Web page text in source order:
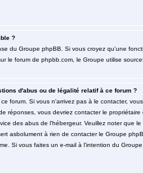
?
du Groupe phpBB. Si vous croyez qu'une
le forum de phpbb.com, le Groupe utilise
d'abus ou de légalité relatif à ce forum ?
forum. Si vous n'arrivez pas à le contacter,
réponses, vous devriez contacter le
des abus de l'hébergeur. Veuillez noter
asbolument à rien de contacter le Groupe
Si vous faites un e-mail à l'intention du